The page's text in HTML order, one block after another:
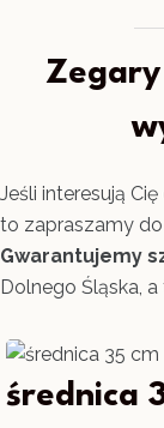
Jeśli interesują Cię
to zapraszamy
Gwarantujemy
Dolnego Śląska, a
średnica